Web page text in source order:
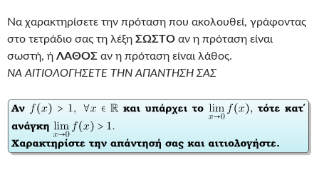
Να χαρακτηρίσετε την πρόταση που ακολουθεί, γράφοντας
στο τετράδιο σας τη λέξη ΣΩΣΤΟ αν η πρόταση είναι
σωστή, ή ΛΑΘΟΣ αν η πρόταση είναι λάθος.
ΝΑ ΑΙΤΙΟΛΟΓΗΣΕΤΕ ΤΗΝ ΑΠΑΝΤΗΣΗ ΣΑΣ